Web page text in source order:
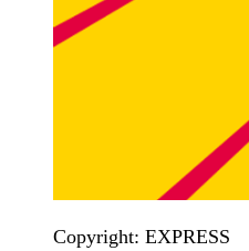
Copyright: EXPRESS